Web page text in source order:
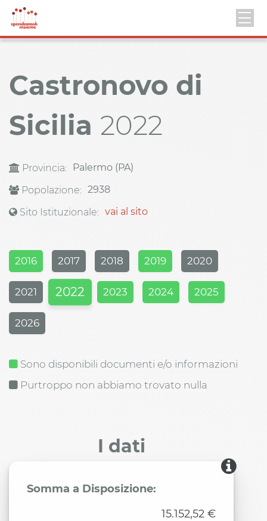
Castronovo di
Sicilia 2022
Provincia:
Palermo (PA)
Popolazione: 2938
Sito Istituzionale: vai al sito
2016 2017 2018 2019 2020
2021 2022 2023 2024 2025
2026
Sono disponibili documenti e/o informazioni
Purtroppo non abbiamo trovato nulla
I dati
Somma a Disposizione:
15.152,52 €